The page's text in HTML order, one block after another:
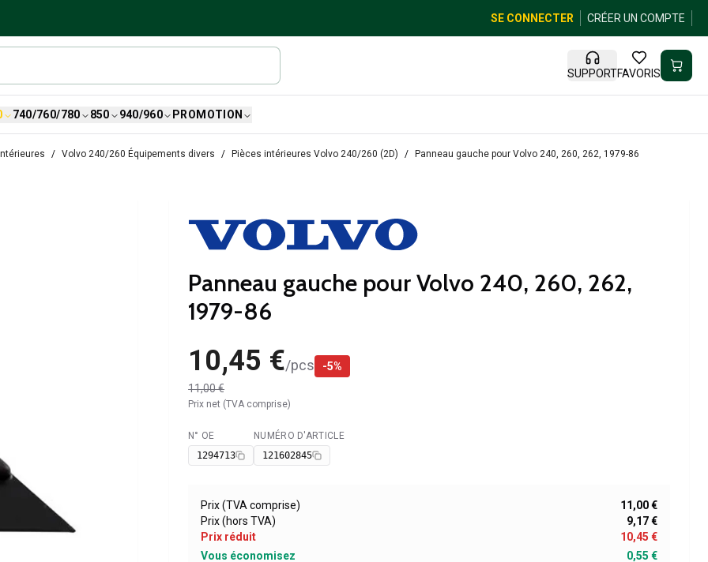
SE CONNECTER CRÉER UN COMPTE
SUPPORTFAVORIS
740/760/780 850 940/960 PROMOTION
Volvo 240/260 Équipements divers Pièces intérieures Volvo 240/260 (2D) Panneau gauche pour Volvo 240, 260, 262, 1979-86
Panneau gauche pour Volvo 240, 260, 262,
1979-86
10,45 €/pcs -5%
11,00 €
Prix net (TVA comprise)
Disponible
N° OE
1294713
NUMÉRO D'ARTICLE
121602845
Prix (TVA comprise)
11,00 €
Prix (hors TVA)
9,17 €
Prix réduit
10,45 €
Vous économisez
0,55 €